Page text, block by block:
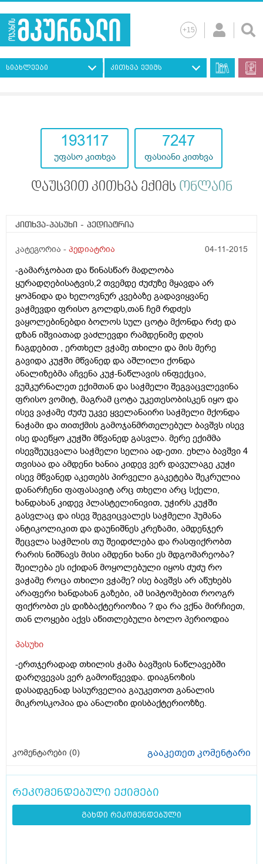
სიახლეები კითხვა ექიმს
193117
უფასო კითხვა
7247
ფასიანი კითხვა
დაუსვით კითხვა ექიმს ონლაინ
კითხვა-პასუხი - პედიატრია
კატეგორია - პედიატრია 04-11-2015
-გამარჯობათ და წინასწარ მადლობა
ყურადღებისატვის,2 თვემდე ძუძუზე მყავდა არ
ყოპნიდა და ხელოვნურ კვებაზე გადავიყვანე
ვაჭმევდი ფრისო გოლდს,თან ჩემ რდძეს
ვაყოლებინებდი ბოლოს სულ ცოტა მქონდა რძე და
დზან იშვიათად ვაძლევდი რამდენიმე დღის
ჩაგდებით , ერთხელ ვჭამე თხილი და მის მერე
გავიდა კუჭში მწვანედ და აშლილი ქონდა
ანალიზებმა აჩვენა კუჭ-ნაწლავის ინფექცია,
ვუმკურნალეთ ექიმთან და საჭმელი შეგვაცვლევინა
ფრისო ვომიტ, მაგრამ ცოტა უკეთესობისკენ იყო და
ისევ ვაჭამე ძუძუ უკვე ყველანაირი საჭმელი მქონდა
ნაჭამი და თითქმის გამოჯანმრთელებულ ბავშვს ისევ
ისე დაეწყო კუჭში მწვანედ გასვლა. მერე ექიმმა
ისევშეუცვალა საჭმელი სელია ად-ეთი. ეხლა ბავშვი 4
თვისაა და ამდენი ხანია კიდევ ვერ დავულაგე კუჭი
ისევ მწვანედ აკეთებს პირველი გაკეტება შეკრულია
დანარჩენი ფაფასავიტ არც თხელი არც სქელი,
ხანდახან კიდევ პლასტელინივით, უჭირს კუჭში
გასვლაც და ისევ შეგვიცვალეს საჭმელი ჰუმანა
ანტიკოლიკით და დაუნიშნეს კრეზამი, ამდენჯერ
შეცვლა საჭმლის თუ შეიდძლება და რასფიქრობთ
რარის ნიშნავს მისი ამდენი ხანი ეს მდგომარეობა?
შეილება ეს იქიდან მოყოლებული იყოს ძუძუ რო
ვაჭამე როცა თხილი ვჭამე? ისე ბავშვს არ აწუხებს
არაფერი ხანდახან გაზები, ამ სიპტომებით როოგრ
ფიქრობთ ეს დიზბაქტერიოზია ? და რა ვქნა მირჩიეთ,
თან ლოყები აქვს აწითლებული ბოლო პერიოდია
პასუხი
-ერთჯერადად თხილის ჭამა ბავშვის ნაწლავებში
დარღვევას ვერ გამოიწვევდა. დიაგნოზის
დასადგენად სასურველია გაუკეთოთ განალის
მიკროსკოპია და ანალიზი დისბაქტერიოზზე.
კომენტარები (0) გააკეთეთ კომენტარი
რეკომენდებული ექიმები
გახდი რეკომენდებული